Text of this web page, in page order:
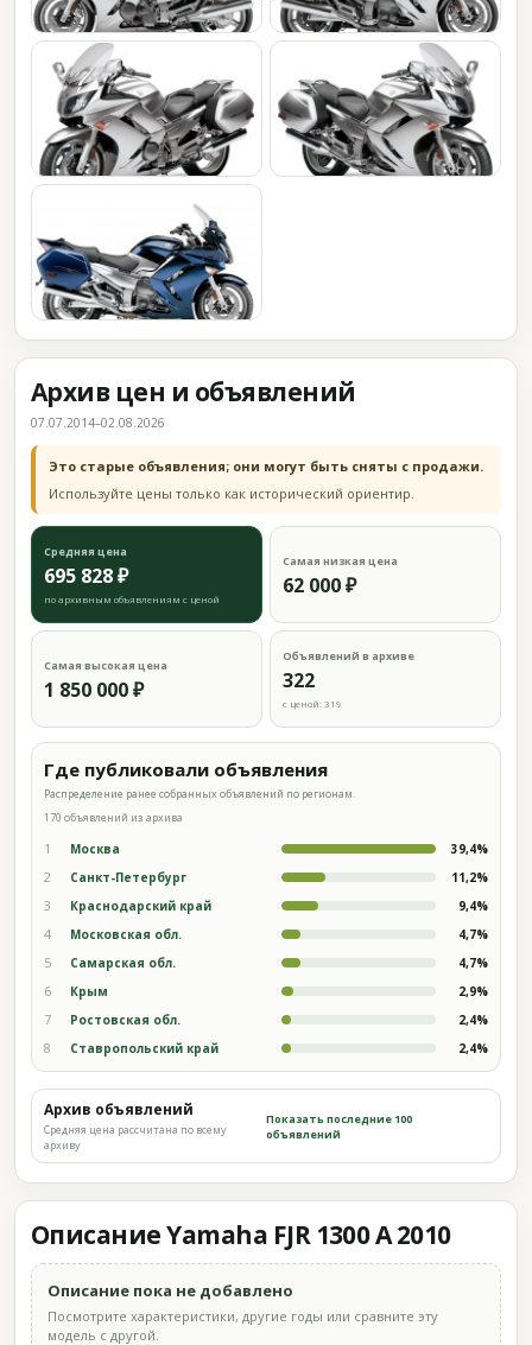
Архив цен и объявлений
07.07.2014–02.08.2026
Это старые объявления; они могут быть сняты с продажи.
Используйте цены только как исторический ориентир.
Средняя цена
695 828 ₽
по архивным объявлениям с ценой
Самая низкая цена
62 000 ₽
Самая высокая цена
1 850 000 ₽
Объявлений в архиве
322
с ценой: 319
Где публиковали объявления
Распределение ранее собранных объявлений по регионам.
170 объявлений из архива
1 Москва 39,4%
2 Санкт-Петербург 11,2%
3 Краснодарский край 9,4%
4 Московская обл. 4,7%
5 Самарская обл. 4,7%
6 Крым 2,9%
7 Ростовская обл. 2,4%
8 Ставропольский край 2,4%
Архив объявлений
Средняя цена рассчитана по всему
архиву
Показать последние 100
объявлений
Описание Yamaha FJR 1300 A 2010
Описание пока не добавлено
Посмотрите характеристики, другие годы или сравните эту
модель с другой.